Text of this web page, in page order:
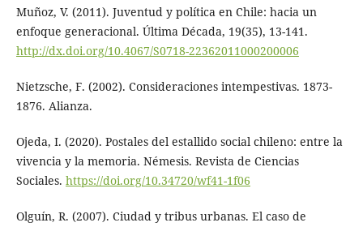
Muñoz, V. (2011). Juventud y política en Chile: hacia un
enfoque generacional. Última Década, 19(35), 13-141.
http://dx.doi.org/10.4067/S0718-22362011000200006
Nietzsche, F. (2002). Consideraciones intempestivas. 1873-
1876. Alianza.
Ojeda, I. (2020). Postales del estallido social chileno: entre la
vivencia y la memoria. Némesis. Revista de Ciencias
Sociales. https://doi.org/10.34720/wf41-1f06
Olguín, R. (2007). Ciudad y tribus urbanas. El caso de